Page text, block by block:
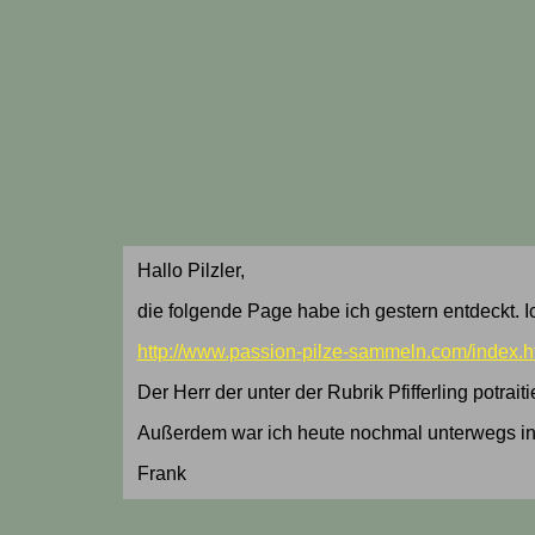
Hallo Pilzler,
die folgende Page habe ich gestern entdeckt.
http://www.passion-pilze-sammeln.com/
Der Herr der unter der Rubrik Pfifferling
Außerdem war ich heute nochmal unterwegs
Frank